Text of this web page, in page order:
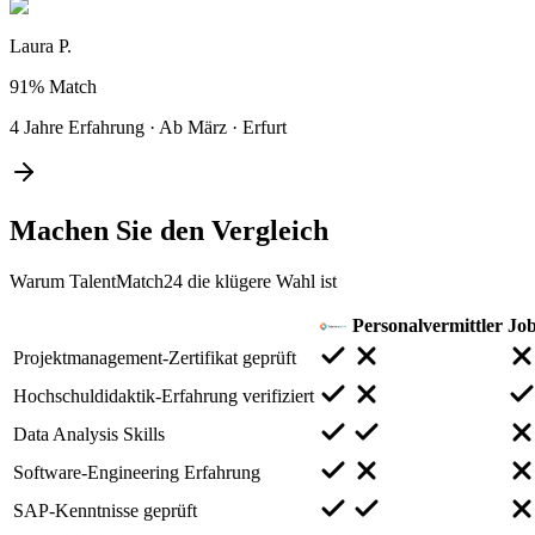
Laura P.
91% Match
4 Jahre Erfahrung · Ab März · Erfurt
Machen Sie den Vergleich
Warum TalentMatch24 die klügere Wahl ist
Personalvermittler
Projektmanagement-Zertifikat geprüft
Hochschuldidaktik-Erfahrung verifiziert
Data Analysis Skills
Software-Engineering Erfahrung
SAP-Kenntnisse geprüft